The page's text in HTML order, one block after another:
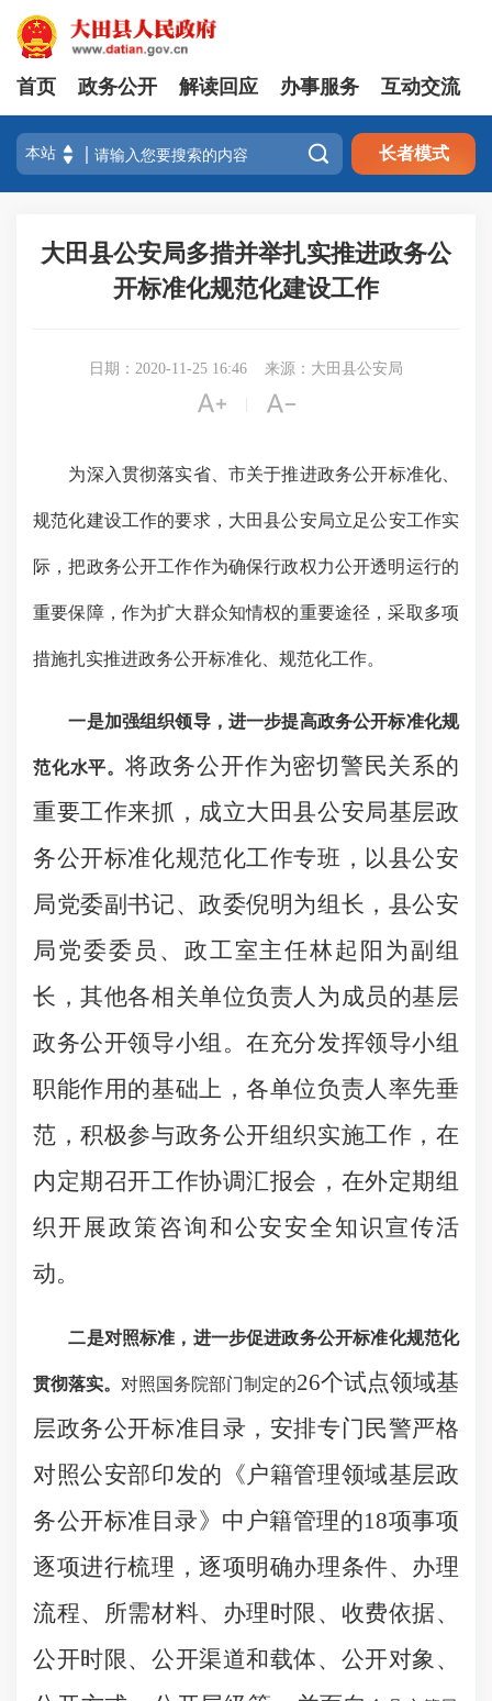
首页 政务公开 解读回应 办事服务 互动交流
 长者模式
大田县公安局多措并举扎实推进政务公
开标准化规范化建设工作
日期：2020-11-25 16:46 来源：大田县公安局
 
为深入贯彻落实省、市关于推进政务公开标准化
规范化建设工作的要求， 大田县公安局立足公安工作实
际，把政务公开工作作为确保行政权力公开透明运行的
重要保障，作为扩大群众知情权的重要途径，采取多项
措施扎实推进政务公开标准化 、规范化工作。
一是加强组织领导，进一步提高政务公开标准化规
范化水平。 将政务公开作为密切警民关系的
重要工作来抓，成立大田县公安局基层政
务公开标准化规范化工作专班，以县公安
局党委副书记、政委倪明为组长，县公安
局党委委员、政工室主任林起阳为副组
长，其他各相关单位负责人为成员的基层
政务公开领导小组。在充分发挥领导小组
职能作用的基础上，各单位负责人率先垂
范，积极参与政务公开组织实施工作，在
内定期召开工作协调汇报会，在外定期组
织开展政策咨询和公安安全知识宣传活
动。
二是对照标准 ，进一步促进政务公开标准化规范化
贯彻落实。 对照国务院部门制定的26个试点领域基
层政务公开标准目录，安排专门民警严格
对照公安部印发的《户籍管理领域基层政
务公开标准目录》中户籍管理的18项事项
逐项进行梳理，逐项明确办理条件、办理
流程、所需材料、办理时限、收费依据、
公开时限、公开渠道和载体、公开对象、